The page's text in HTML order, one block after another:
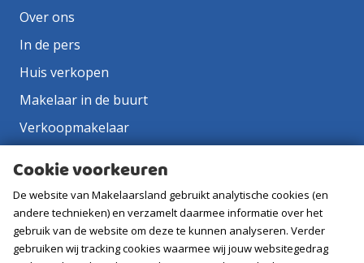
Over ons
In de pers
Huis verkopen
Makelaar in de buurt
Verkoopmakelaar
Vacatures
Cookie voorkeuren
De website van Makelaarsland gebruikt analytische cookies (en
andere technieken) en verzamelt daarmee informatie over het
gebruik van de website om deze te kunnen analyseren. Verder
gebruiken wij tracking cookies waarmee wij jouw websitegedrag